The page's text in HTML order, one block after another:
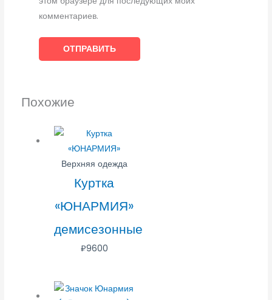
комментариев.
Похожие
Верхняя одежда
Куртка
«ЮНАРМИЯ»
демисезонные
₽9600